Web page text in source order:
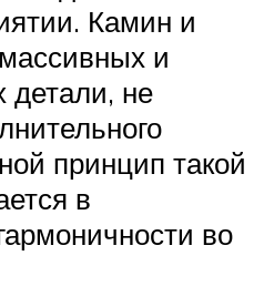
Камин и
и
детали, не
принцип такой
в
во